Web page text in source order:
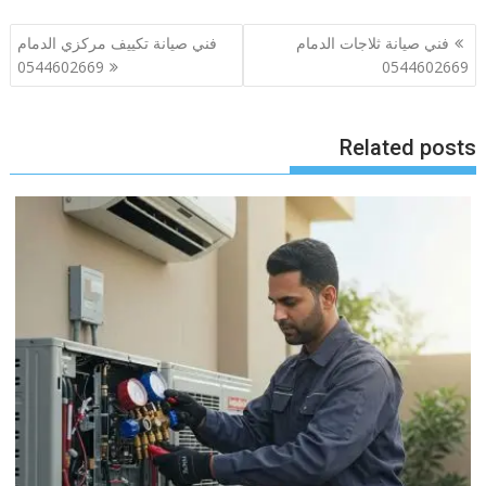
تصفّح
المقالات
فني صيانة ثلاجات الدمام
0544602669
فني صيانة تكييف مركزي الدمام
0544602669
Related posts